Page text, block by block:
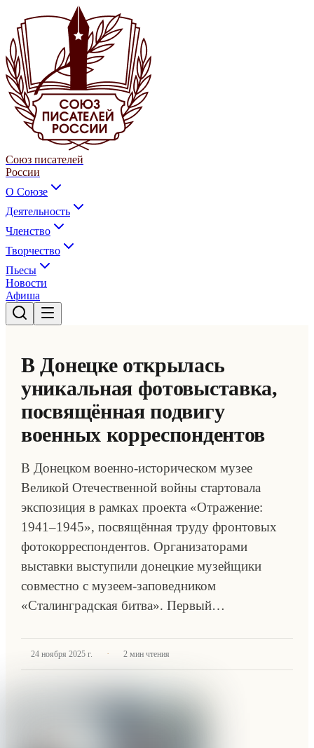
Союз писателей
России
О Союзе
Деятельность
Членство
Творчество
Пьесы
Новости
Афиша
В Донецке открылась
уникальная фотовыставка,
посвящённая подвигу
военных корреспондентов
В Донецком военно-историческом музее
Великой Отечественной войны стартовала
экспозиция в рамках проекта «Отражение:
1941–1945», посвящённая труду фронтовых
фотокорреспондентов. Организаторами
выставки выступили донецкие музейщики
совместно с музеем-заповедником
«Сталинградская битва». Первый…
24 ноября 2025 г. · 2 мин чтения